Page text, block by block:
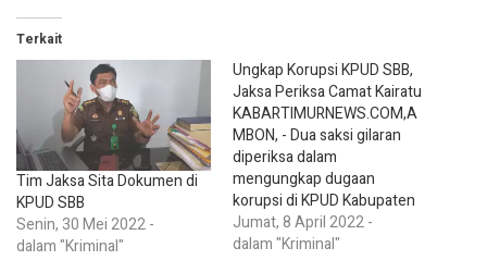
Terkait
Tim Jaksa Sita Dokumen di
KPUD SBB
Senin, 30 Mei 2022 -
dalam "Kriminal"
Ungkap Korupsi KPUD SBB,
Jaksa Periksa Camat Kairatu
KABARTIMURNEWS.COM,A
MBON, - Dua saksi gilaran
diperiksa dalam
mengungkap dugaan
korupsi di KPUD Kabupaten
Seram Bagian Barat (SBBT),
setelah sebelumnya
Jumat, 8 April 2022 -
dalam "Kriminal"